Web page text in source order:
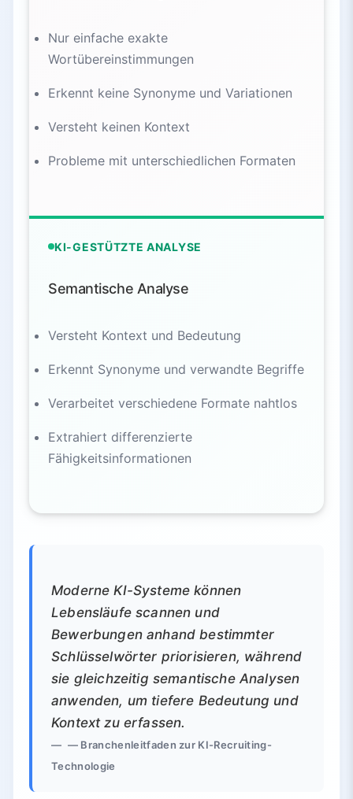
Nur einfache exakte
Wortübereinstimmungen
Erkennt keine Synonyme und Variationen
Versteht keinen Kontext
Probleme mit unterschiedlichen Formaten
KI-GESTÜTZTE ANALYSE
Semantische Analyse
Versteht Kontext und Bedeutung
Erkennt Synonyme und verwandte Begriffe
Verarbeitet verschiedene Formate nahtlos
Extrahiert differenzierte
Fähigkeitsinformationen
Moderne KI-Systeme können
Lebensläufe scannen und
Bewerbungen anhand bestimmter
Schlüsselwörter priorisieren, während
sie gleichzeitig semantische Analysen
anwenden, um tiefere Bedeutung und
Kontext zu erfassen.
— Branchenleitfaden zur KI-Recruiting-
Technologie